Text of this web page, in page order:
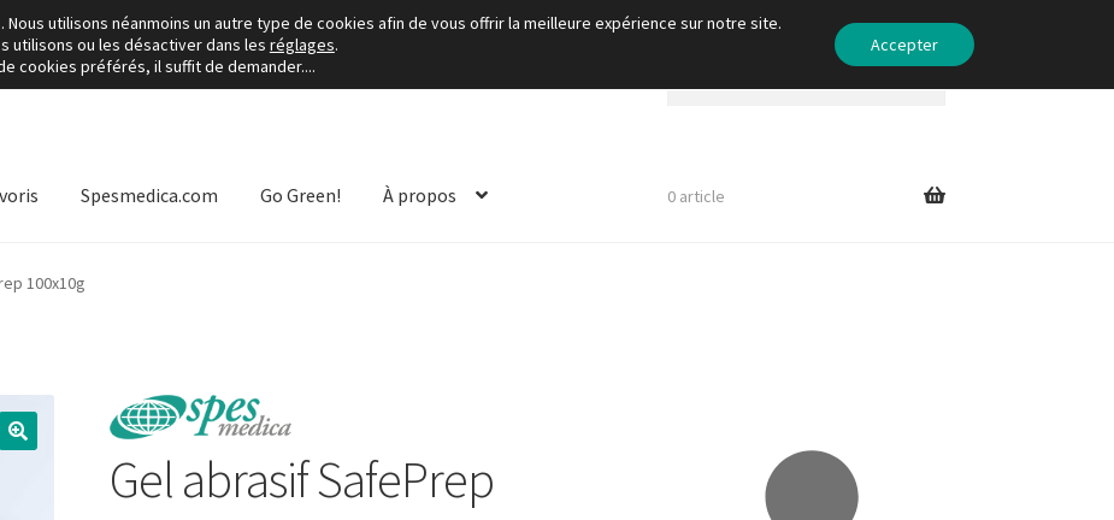
pour :
Spesmedica.com Go Green! À propos 0 article
100x10g
Gel abrasif SafePrep
utilisons néanmoins un autre type de cookies afin de vous offrir la meilleure expérience sur notre site.
utilisons ou les désactiver dans les réglages.
cookies préférés, il suffit de demander....
Accepter